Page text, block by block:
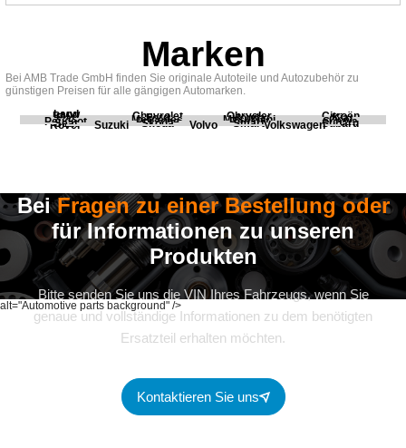
Marken
Bei AMB Trade GmbH finden Sie originale Autoteile und Autozubehör zu
günstigen Preisen für alle gängigen Automarken.
BMW
Chevrolet Chrysler Citroën
Fiat Ford Honda Kia
Land
Rover
Mercedes Mitsubishi Opel
Peugeot Porsche Renault Scania
Seat Skoda Smart Subaru
Suzuki Volvo Volkswagen
alt="Automotive parts background" />
BeiFragen zu einer Bestellung oder
für Informationen zu unseren
Produkten
Bitte senden Sie uns die VIN Ihres Fahrzeugs, wenn Sie
genaue und vollständige Informationen zu dem benötigten
Ersatzteil erhalten möchten.
Kontaktieren Sie uns